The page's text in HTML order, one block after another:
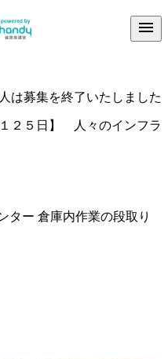
は募集を終了いたしました
２５日】 人々のインフラ
ター 倉庫内作業の段取り